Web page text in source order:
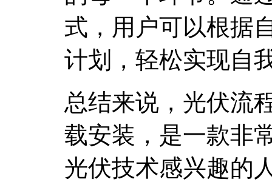
式，用户可以根据
计划，轻松实现自
总结来说，光伏流
载安装，是一款非
光伏技术感兴趣的